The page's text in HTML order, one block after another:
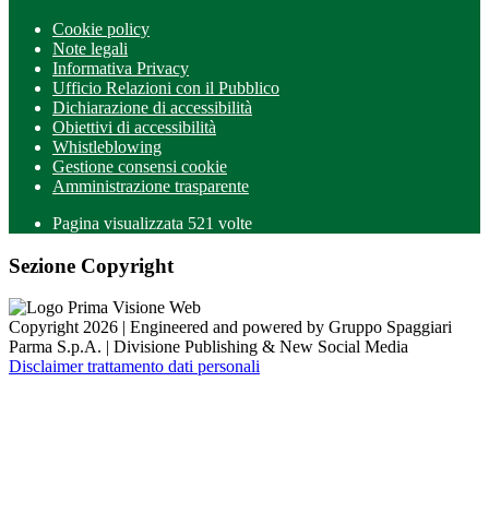
Cookie policy
Note legali
Informativa Privacy
Ufficio Relazioni con il Pubblico
Dichiarazione di accessibilità
Obiettivi di accessibilità
Whistleblowing
Gestione consensi cookie
Amministrazione trasparente
Pagina visualizzata 521 volte
Sezione Copyright
Copyright 2026 | Engineered and powered by Gruppo Spaggiari
Parma S.p.A. | Divisione Publishing & New Social Media
Disclaimer trattamento dati personali